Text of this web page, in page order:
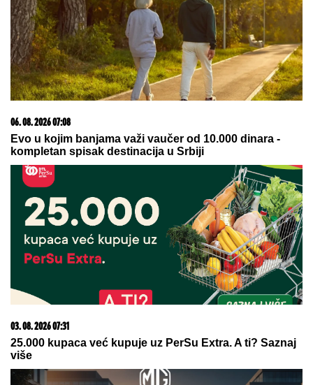
09. 07. 2026 09:20
Komfor po meri klijenata: nova linija paketa ALTA
20. 07. 2026 08:04
REGISTRUJ SE UZ PROMO KOD CASINO Preuzmi